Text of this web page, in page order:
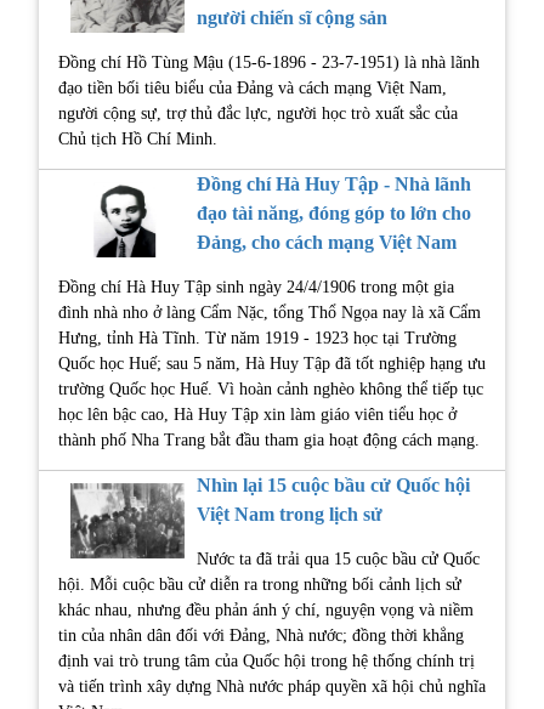
người chiến sĩ cộng sản
Đồng chí Hồ Tùng Mậu (15-6-1896 - 23-7-1951) là nhà lãnh
đạo tiền bối tiêu biểu của Đảng và cách mạng Việt Nam,
người cộng sự, trợ thủ đắc lực, người học trò xuất sắc của
Chủ tịch Hồ Chí Minh.
Đồng chí Hà Huy Tập - Nhà lãnh
đạo tài năng, đóng góp to lớn cho
Đảng, cho cách mạng Việt Nam
Đồng chí Hà Huy Tập sinh ngày 24/4/1906 trong một gia
đình nhà nho ở làng Cẩm Nặc, tổng Thổ Ngọa nay là xã Cẩm
Hưng, tỉnh Hà Tĩnh. Từ năm 1919 - 1923 học tại Trường
Quốc học Huế; sau 5 năm, Hà Huy Tập đã tốt nghiệp hạng ưu
trường Quốc học Huế. Vì hoàn cảnh nghèo không thể tiếp tục
học lên bậc cao, Hà Huy Tập xin làm giáo viên tiểu học ở
thành phố Nha Trang bắt đầu tham gia hoạt động cách mạng.
Nhìn lại 15 cuộc bầu cử Quốc hội
Việt Nam trong lịch sử
Nước ta đã trải qua 15 cuộc bầu cử Quốc
hội. Mỗi cuộc bầu cử diễn ra trong những bối cảnh lịch sử
khác nhau, nhưng đều phản ánh ý chí, nguyện vọng và niềm
tin của nhân dân đối với Đảng, Nhà nước; đồng thời khẳng
định vai trò trung tâm của Quốc hội trong hệ thống chính trị
và tiến trình xây dựng Nhà nước pháp quyền xã hội chủ nghĩa